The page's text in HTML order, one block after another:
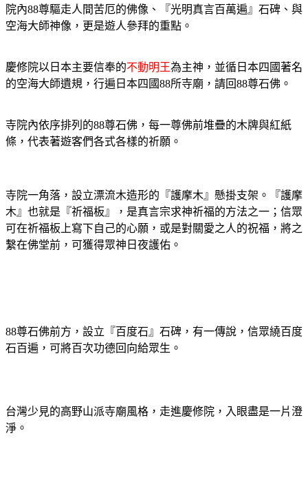
院內88尊驅走人間苦厄的佛像、『光明真言百萬遍』石碑、與
空海大師神像，更是遊人參拜的重點。
慶修院以日本主要信奉的不動明王為主神，並循日本四國著名
的空海大師遺規，行遍日本四國88所寺廟，請回88尊石佛。
寺院內依序排列的88尊石佛，每一尊佛前堆疊的木牌與紅紙
條，代表著遊客們各式各樣的祈願。
寺院一角落，設立漂流木造形的『護摩木』懸掛支架。『護摩
木』也就是『祈福板』，是真言宗求神祈福的方法之一；信眾
可在祈福板上寫下自己的心願，或是對關愛之人的祝福，將之
繫在佛堂前，可獲得眾神日夜護佑。
88尊石佛前方，設立『百度石』石碑，有一傳說，信眾繞百度
石百遍，可將百次功德回向給眾生。
台灣少見的高野山派寺廟風格， 走進慶修院，入眼盡是一片澄
淨。